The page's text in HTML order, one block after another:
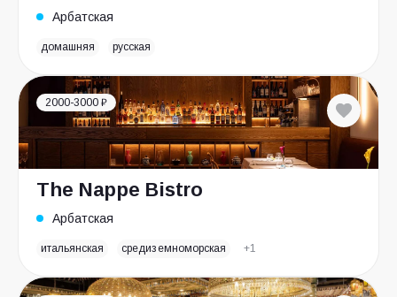
Арбатская
домашняя русская
2000-3000 ₽
The Nappe Bistro
Арбатская
итальянская средиземноморская +1